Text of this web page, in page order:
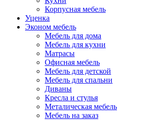
Корпусная мебель
Уценка
Эконом мебель
Мебель для дома
Мебель для кухни
Матрасы
Офисная мебель
Мебель для детской
Мебель для спальни
Диваны
Кресла и стулья
Металическая мебель
Мебель на заказ